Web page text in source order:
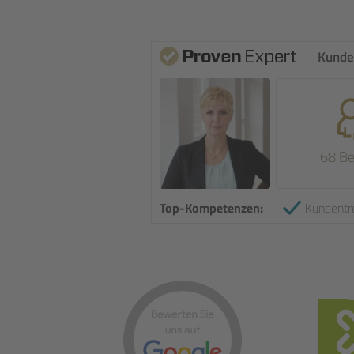
68
Top-Kompetenzen: